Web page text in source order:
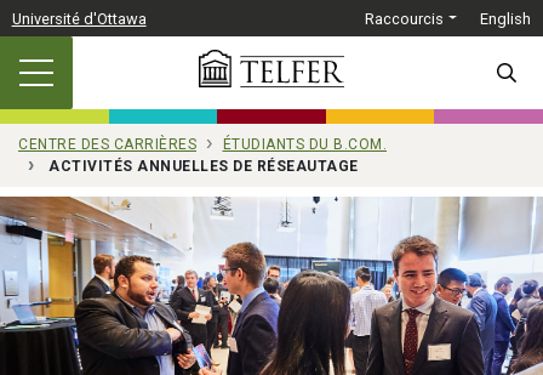
Passer au contenu principal
Université d'Ottawa Raccourcis English
CENTRE DES CARRIÈRES
ÉTUDIANTS DU B.COM.
ACTIVITÉS ANNUELLES DE RÉSEAUTAGE